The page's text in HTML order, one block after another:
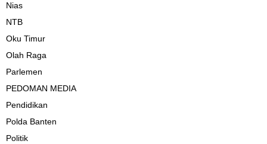
Nias
NTB
Oku Timur
Olah Raga
Parlemen
PEDOMAN MEDIA
Pendidikan
Polda Banten
Politik